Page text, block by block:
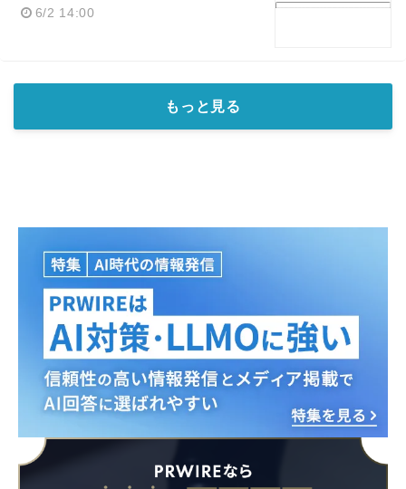
6/2 14:00
もっと見る